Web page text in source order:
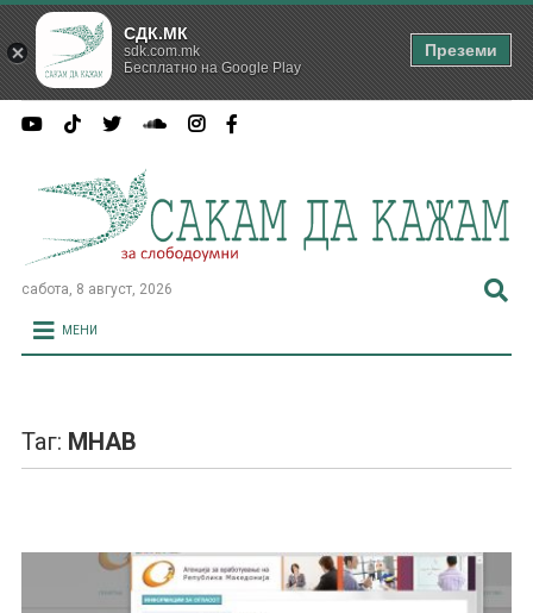
сабота, 8 август, 2026
МЕНИ
Таг: МНАВ
СДК.МК
sdk.com.mk
Бесплатно на Google Play
Преземи